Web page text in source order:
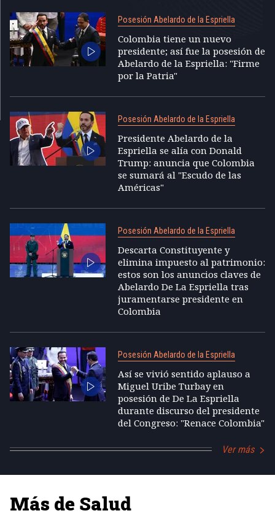
Posesión Abelardo de la Espriella
Colombia tiene un nuevo
presidente; así fue la posesión de
Abelardo de la Espriella: "Firme
por la Patria"
Posesión Abelardo de la Espriella
Presidente Abelardo de la
Espriella se alía con Donald
Trump: anuncia que Colombia
se sumará al "Escudo de las
Américas"
Posesión Abelardo de la Espriella
Descarta Constituyente y
elimina impuesto al patrimonio:
estos son los anuncios claves de
Abelardo De La Espriella tras
juramentarse presidente en
Colombia
Posesión Abelardo de la Espriella
Así se vivió sentido aplauso a
Miguel Uribe Turbay en
posesión de De La Espriella
durante discurso del presidente
del Congreso: "Renace Colombia"
Ver más
Más de Salud